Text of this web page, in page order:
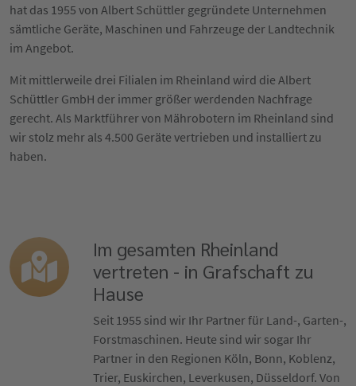
hat das 1955 von Albert Schüttler gegründete Unternehmen
sämtliche Geräte, Maschinen und Fahrzeuge der Landtechnik
im Angebot.
Mit mittlerweile drei Filialen im Rheinland wird die Albert
Schüttler GmbH der immer größer werdenden Nachfrage
gerecht. Als Marktführer von Mährobotern im Rheinland sind
wir stolz mehr als 4.500 Geräte vertrieben und installiert zu
haben.
Im gesamten Rheinland
vertreten - in Grafschaft zu
Hause
Seit 1955 sind wir Ihr Partner für Land-, Garten-,
Forstmaschinen. Heute sind wir sogar Ihr
Partner in den Regionen Köln, Bonn, Koblenz,
Trier, Euskirchen, Leverkusen, Düsseldorf. Von